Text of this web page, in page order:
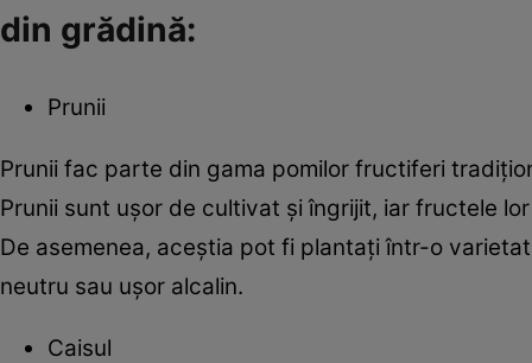
din grădină:
Prunii
Prunii fac parte din gama pomilor fructiferi
Prunii sunt ușor de cultivat și îngrijit, iar fructele
De asemenea, aceștia pot fi plantați într-o
neutru sau ușor alcalin.
Caisul